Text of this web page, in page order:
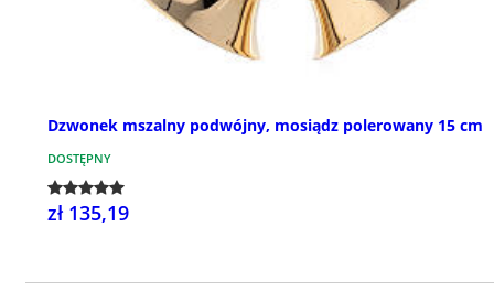
Dzwonek mszalny podwójny, mosiądz polerowany 15 cm
DOSTĘPNY
zł 135,19